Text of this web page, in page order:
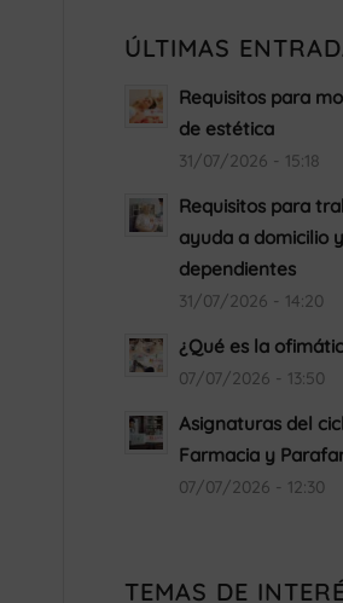
ÚLTIMAS
Requisitos para
de estética
31/07/2026 - 15:18
Requisitos para
ayuda a domicilio
dependientes
31/07/2026 - 14:20
¿Qué es la
07/07/2026 - 13:50
Asignaturas del
Farmacia y
07/07/2026 - 12:30
TEMAS DE